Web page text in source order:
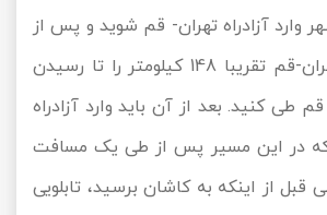
وارد آزادراه تهران- قم شوید و پس از
گذر از عوارضی تهران-قم تقریبا 148 کیلومتر را تا رسیدن
طی کنید. بعد از آن باید وارد آزادراه
در این مسیر پس از طی یک مسافت
قبل از اینکه به کاشان برسید، تابلویی